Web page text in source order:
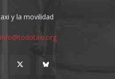
y la movilidad
info@todotaxi.org